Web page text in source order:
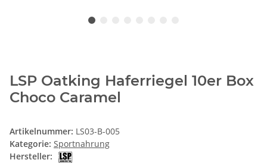
LSP Oatking Haferriegel 10er Box
Choco Caramel
Artikelnummer: LS03-B-005
Kategorie: Sportnahrung
Hersteller: